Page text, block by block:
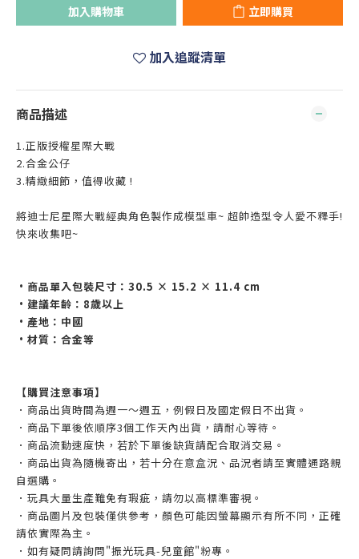
加入購物車 立即購買
加入追蹤清單
商品描述
1.正版授權星際大戰
2.合金公仔
3.精緻細節，值得收藏 !
將迪士尼星際大戰經典角色製作成模型車~ 超帥造型令人愛不釋手!
快來收集吧~
•商品單入包裝尺寸：30.5 × 15.2 × 11.4 cm
•建議年齡：8歲以上
•產地：中國
•材質：合金等
【購買注意事項】
．商品出貨時間為週一～週五，例假日及國定假日不出貨。
．商品下單後依順序3個工作天內出貨，請耐心等待。
．商品流動速度快，若於下單後缺貨請配合取消交易。
．商品出貨為隨機寄出，若十分在意盒況、品況者請至實體通路親
自選購。
．玩具大量生產難免有瑕疵，請勿以高標準審視。
．商品圖片及包裝僅供參考，顏色可能因螢幕顯示有所不同，正確
請依實際為主。
．如有疑問請詢問"振光玩具-兒童館"粉專。